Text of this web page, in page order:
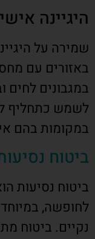
היגיינה
שמירה על
באזורים עם
במגבונים לחים
לשמש כתחליף
במקומות בהם
ביטוח
ביטוח נסיעות
לחופשה,
נקיים. ביטוח